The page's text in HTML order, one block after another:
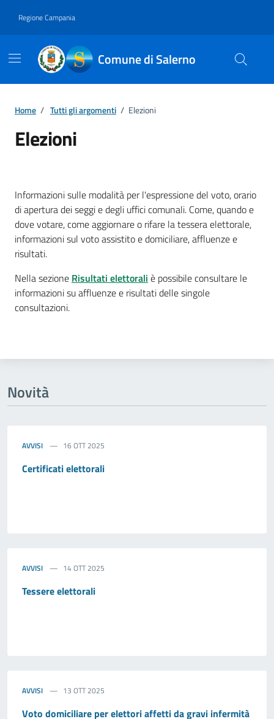
Regione Campania
Comune di Salerno
Home / Tutti gli argomenti / Elezioni
Elezioni
Informazioni sulle modalità per l'espressione del voto, orario
di apertura dei seggi e degli uffici comunali. Come, quando e
dove votare, come aggiornare o rifare la tessera elettorale,
informazioni sul voto assistito e domiciliare, affluenze e
risultati.
Nella sezione Risultati elettorali è possibile consultare le
informazioni su affluenze e risultati delle singole
consultazioni.
Novità
AVVISI 16 OTT 2025
Certificati elettorali
AVVISI 14 OTT 2025
Tessere elettorali
AVVISI 13 OTT 2025
Voto domiciliare per elettori affetti da gravi infermità